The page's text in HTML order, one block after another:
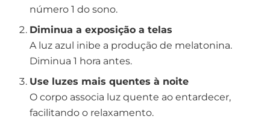
número 1 do sono.
Diminua a exposição a telas
A luz azul inibe a produção de melatonina.
Diminua 1 hora antes.
Use luzes mais quentes à noite
O corpo associa luz quente ao entardecer,
facilitando o relaxamento.